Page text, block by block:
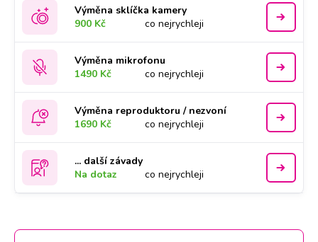
Výměna sklíčka kamery
900 Kč
co nejrychleji
Výměna mikrofonu
1490 Kč
co nejrychleji
Výměna reproduktoru / nezvoní
1690 Kč
co nejrychleji
... další závady
Na dotaz
co nejrychleji